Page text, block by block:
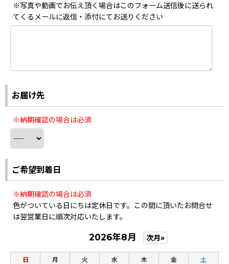
※写真や動画でお伝え頂く場合はこのフォーム送信後に送られ
てくるメールに返信・添付にてお送りください
お届け先
※納期確認の場合は必須
ご希望到着日
※納期確認の場合は必須
色がついている日にちは定休日です。この間に頂いたお問合せ
は翌営業日に順次対応いたします。
2026年8月 次月»
日 月 火 水 木 金 土